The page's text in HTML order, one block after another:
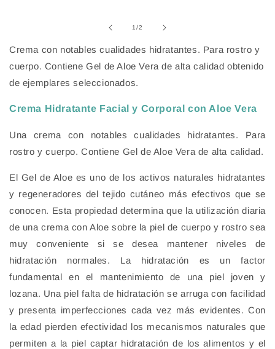
ventana
1/de
2
Crema con notables cualidades hidratantes. Para rostro y
cuerpo. Contiene Gel de Aloe Vera de alta calidad obtenido
de ejemplares seleccionados.
Crema Hidratante Facial y Corporal con Aloe Vera
Una crema con notables cualidades hidratantes. Para
rostro y cuerpo. Contiene Gel de Aloe Vera de alta calidad.
El Gel de Aloe es uno de los activos naturales hidratantes
y regeneradores del tejido cutáneo más efectivos que se
conocen. Esta propiedad determina que la utilización diaria
de una crema con Aloe sobre la piel de cuerpo y rostro sea
muy conveniente si se desea mantener niveles de
hidratación normales. La hidratación es un factor
fundamental en el mantenimiento de una piel joven y
lozana. Una piel falta de hidratación se arruga con facilidad
y presenta imperfecciones cada vez más evidentes. Con
la edad pierden efectividad los mecanismos naturales que
permiten a la piel captar hidratación de los alimentos y el